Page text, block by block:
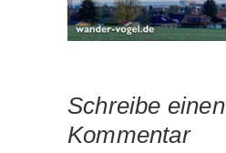
Schreibe einen
Kommentar